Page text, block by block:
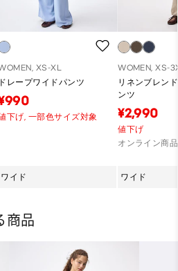
XS-XL
ドレープワイドパンツ
下げ, 一部色サイズ対象
ワイド
WOMEN, XS-
リネンブレン
ンツ
¥2,990
値下げ
オンライン商品
ワイド
商品